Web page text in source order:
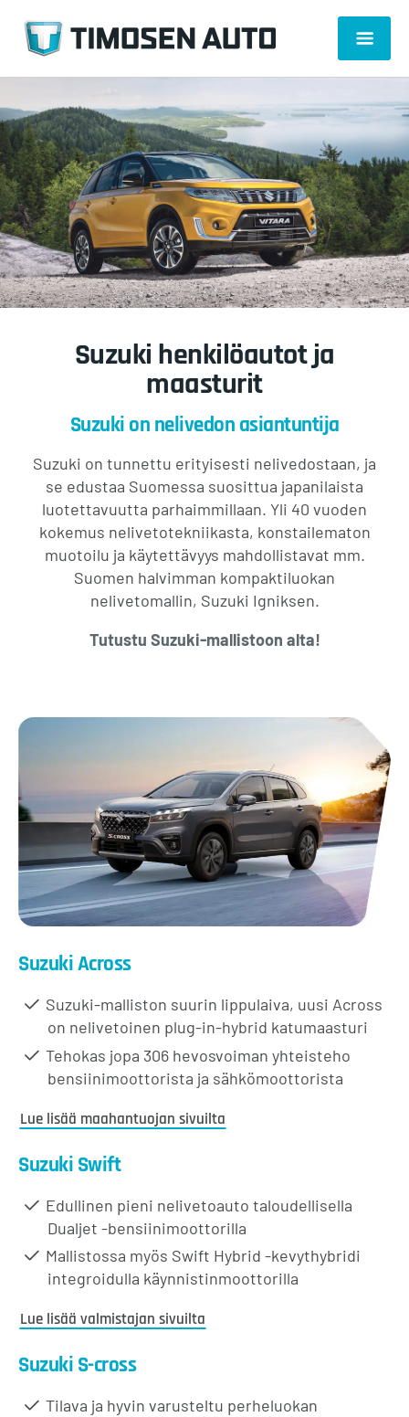
Suzuki henkilöautot ja
maasturit
Suzuki on nelivedon asiantuntija
Suzuki on tunnettu erityisesti nelivedostaan, ja
se edustaa Suomessa suosittua japanilaista
luotettavuutta parhaimmillaan. Yli 40 vuoden
kokemus nelivetotekniikasta, konstailematon
muotoilu ja käytettävyys mahdollistavat mm.
Suomen halvimman kompaktiluokan
nelivetomallin, Suzuki Igniksen.
Tutustu Suzuki-mallistoon alta!
Suzuki Across
Suzuki-malliston suurin lippulaiva, uusi Across
on nelivetoinen plug-in-hybrid katumaasturi
Tehokas jopa 306 hevosvoiman yhteisteho
bensiinimoottorista ja sähkömoottorista
Lue lisää maahantuojan sivuilta
Suzuki Swift
Edullinen pieni nelivetoauto taloudellisella
Dualjet -bensiinimoottorilla
Mallistossa myös Swift Hybrid -kevythybridi
integroidulla käynnistinmoottorilla
Lue lisää valmistajan sivuilta
Suzuki S-cross
Tilava ja hyvin varusteltu perheluokan